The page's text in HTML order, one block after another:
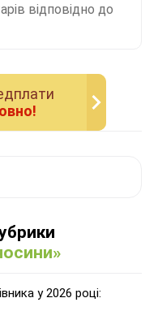
відповідно до
у 2026 році: